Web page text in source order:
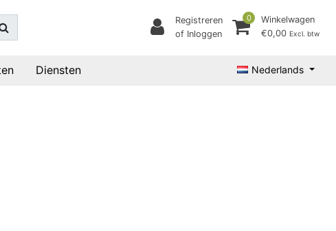
Registreren
of Inloggen
0
Winkelwagen
€0,00 Excl. btw
Diensten Nederlands